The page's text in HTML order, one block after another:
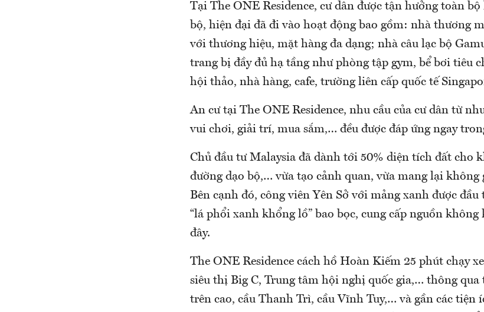
Tại The ONE Residence, cư dân được tận hưởng toàn
bộ, hiện đại đã đi vào hoạt động bao gồm: nhà thương
với thương hiệu, mặt hàng đa dạng; nhà câu lạc bộ
trang bị đầy đủ hạ tầng như phòng tập gym, bể bơi tiêu
hội thảo, nhà hàng, cafe, trường liên cấp quốc tế
An cư tại The ONE Residence, nhu cầu của cư dân từ
vui chơi, giải trí, mua sắm,… đều được đáp ứng ngay
Chủ đầu tư Malaysia đã dành tới 50% diện tích đất cho
đường dạo bộ,… vừa tạo cảnh quan, vừa mang lại không
Bên cạnh đó, công viên Yên Sở với mảng xanh được
“lá phổi xanh khổng lồ” bao bọc, cung cấp nguồn
đây.
The ONE Residence cách hồ Hoàn Kiếm 25 phút chạy
siêu thị Big C, Trung tâm hội nghị quốc gia,… thông qua
trên cao, cầu Thanh Trì, cầu Vĩnh Tuy,… và gần các tiện